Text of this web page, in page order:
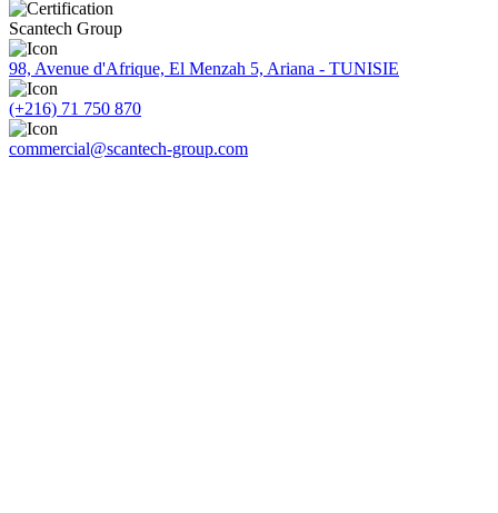
Scantech Group
98, Avenue d'Afrique, El Menzah 5, Ariana - TUNISIE
(+216) 71 750 870
commercial@scantech-group.com